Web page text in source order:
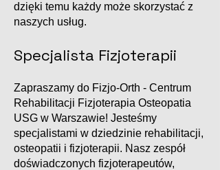
dzięki temu każdy może skorzystać z
naszych usług.
Specjalista Fizjoterapii
Zapraszamy do Fizjo-Orth - Centrum
Rehabilitacji Fizjoterapia Osteopatia
USG w Warszawie! Jesteśmy
specjalistami w dziedzinie rehabilitacji,
osteopatii i fizjoterapii. Nasz zespół
doświadczonych fizjoterapeutów,